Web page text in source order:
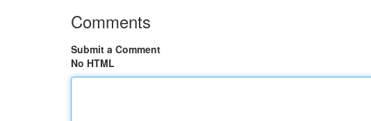
Comments
Submit a Comment
No HTML